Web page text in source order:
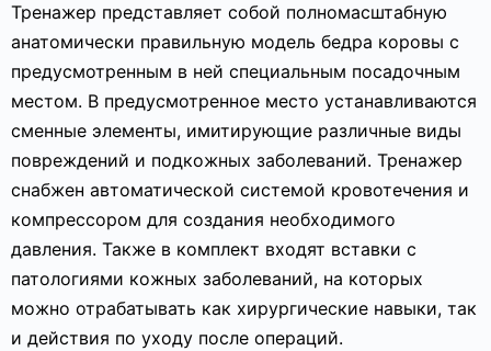
Тренажер представляет собой полномасштабную
анатомически правильную модель бедра коровы с
предусмотренным в ней специальным посадочным
местом. В предусмотренное место устанавливаются
сменные элементы, имитирующие различные виды
повреждений и подкожных заболеваний. Тренажер
снабжен автоматической системой кровотечения и
компрессором для создания необходимого
давления. Также в комплект входят вставки с
патологиями кожных заболеваний, на которых
можно отрабатывать как хирургические навыки, так
и действия по уходу после операций.